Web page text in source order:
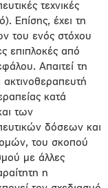
τεχνικές
Επίσης, έχει τη
του ενός στόχου
επιπλοκές από
Απαιτεί τη
κατά
των
δόσεων και
του σκοπού
με άλλες
η